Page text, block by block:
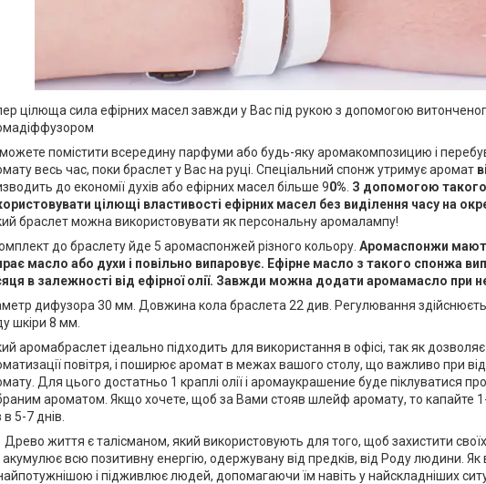
цілюща сила ефірних масел завжди у Вас під рукою з допомогою
помістити всередину парфуми або будь-яку аромакомпозицию і
весь час, поки браслет у Вас на руці. Спеціальний спонж утримує аромат
до економії духів або ефірних масел більше 90% З допомогою
цілющі властивості ефірних масел без виділення часу на
браслет можна використовувати як персональну аромалампу!
до браслету йде 5 аромаспонжей різного кольору. Аромаспонжи
масло або духи і повільно випаровує. Ефірне масло з такого спонжа
в залежності від ефірної олії. Завжди можна додати аромамасло при
дифузора 30 мм. Довжина кола браслета 22 див. Регулювання
шкіри 8 мм.
аромабраслет ідеально підходить для використання в офісі, так як
повітря, і поширює аромат в межах вашого столу, що важливо при
Для цього достатньо 1 краплі олії і аромаукрашение буде піклуватися
ароматом. Якщо хочете, щоб за Вами стояв шлейф аромату, то капайте
в 5-7 днів.
Древо життя є талісманом, який використовують для того, щоб захистити своїх
акумулює всю позитивну енергію, одержувану від предків, від Роду людини. Як
і підживлює людей, допомагаючи їм навіть у найскладніших